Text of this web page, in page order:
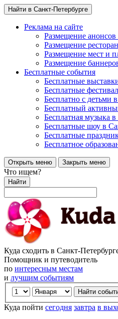
Найти в Санкт-Петербурге
Реклама на сайте
Размещение
Размещение
Размещение мест и
Размещение
Бесплатные события
Бесплатные
Бесплатные
Бесплатно с детьми
Бесплатный
Бесплатная музыка
Бесплатные шоу в
Бесплатные
Бесплатное
Открыть меню Закрыть меню
Что ищем?
Найти
Куда сходить в Санкт-
Помощник и путеводитель
по интересным местам
и лучшим событиям
Куда пойти сегодня завтра в